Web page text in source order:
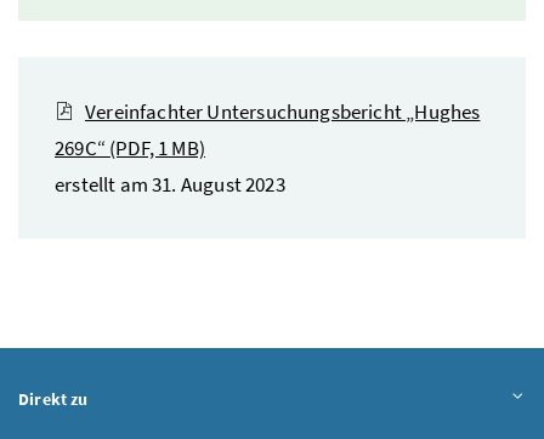
Vereinfachter Untersuchungsbericht „Hughes
269C“ (PDF, 1 MB)
erstellt am 31. August 2023
Direkt zu